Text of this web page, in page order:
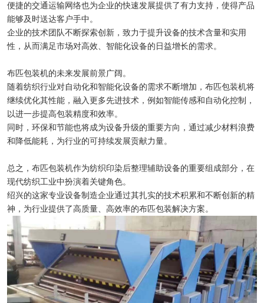
便捷的交通运输网络也为企业的快速发展提供了有力支持，使得产品
能够及时送达客户手中。
企业的技术团队不断探索创新，致力于提升设备的技术含量和实用
性，从而满足市场对高效、智能化设备的日益增长的需求。
布匹包装机的未来发展前景广阔。
随着纺织行业对自动化和智能化设备的需求不断增加，布匹包装机将
继续优化其性能，融入更多先进技术，例如智能传感和自动化控制，
以进一步提高包装精度和效率。
同时，环保和节能也将成为设备升级的重要方向，通过减少材料浪费
和降低能耗，为行业的可持续发展贡献力量。
总之，布匹包装机作为纺织印染后整理辅助设备的重要组成部分，在
现代纺织工业中扮演着关键角色。
绍兴的这家专业设备制造企业通过其扎实的技术积累和不断创新的精
神，为行业提供了高质量、高效率的布匹包装解决方案。